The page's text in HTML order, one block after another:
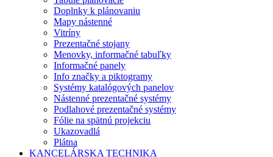
Doplnky k plánovaniu
Mapy nástenné
Vitríny
Prezentačné stojany
Menovky, informačné tabuľky
Informačné panely
Info značky a piktogramy
Systémy katalógových panelov
Nástenné prezentačné systémy
Podlahové prezentačné systémy
Fólie na spätnú projekciu
Ukazovadlá
Plátna
KANCELÁRSKA TECHNIKA